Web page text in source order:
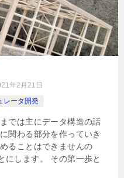
年2月21日
レータ開発
では主にデータ構造の話
関わる部分を作っていき
ることはできませんの
にします。 その第一歩と